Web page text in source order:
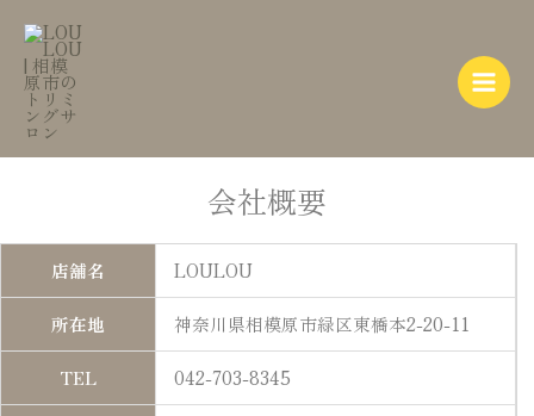
ッ
Menu
会社概要
店舖名 LOULOU
所在地 神奈川県相模原市緑区東橋本2-20-11
TEL 042-703-8345